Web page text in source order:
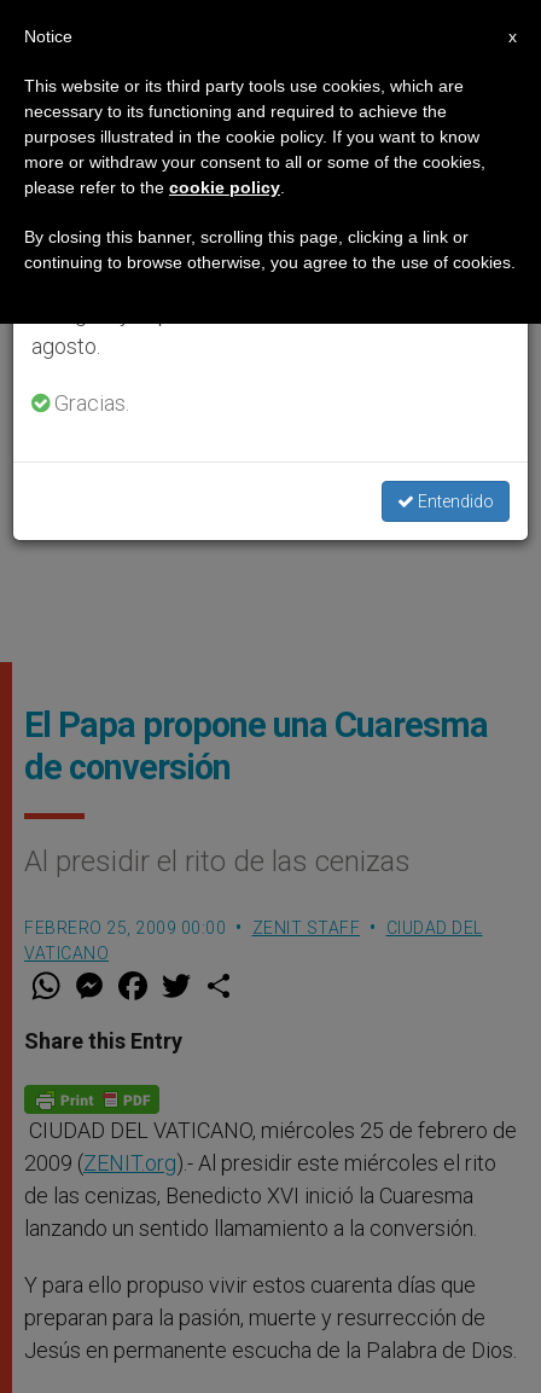
El Papa propone una Cuaresma
de conversión
Al presidir el rito de las cenizas
FEBRERO 25, 2009 00:00 ZENIT STAFF
CIUDAD DEL
VATICANO
W
t
s
p
p
M
e
s
e
g
e
r
F
a
e
b
o
k
w
Share this Entry
CIUDAD DEL VATICANO, miércoles 25 de febrero de
2009 (ZENIT.org).- Al presidir este miércoles el rito
de las cenizas, Benedicto XVI inició la Cuaresma
lanzando un sentido llamamiento a la conversión.
Y para ello propuso vivir estos cuarenta días que
preparan para la pasión, muerte y resurrección de
Jesús en permanente escucha de la Palabra de Dios.
×
Aviso importante
Del 27 de julio al 7 de agosto haremos la pausa
anual, aprovechando que en el periodo de verano
se generan menos informaciones y también el
agosto.
Gracias.
Entendido
x
Notice
This website or its third party tools use cookies, which are
necessary to its functioning and required to achieve the
purposes illustrated in the cookie policy. If you want to know
more or withdraw your consent to all or some of the cookies,
please refer to the cookie policy
By closing this banner, scrolling this page, clicking a link or
continuing to browse otherwise, you agree to the use of cookies.